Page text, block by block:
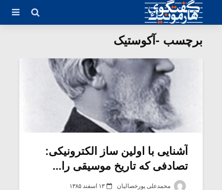
برچسب -آکوستیک
آشنایی با اولین ساز الکترونیکی:
تصادفی که تاریخ موسیقی را...
محمدعلی پورخصالیان ۱۳ اسفند ۱۳۸۵